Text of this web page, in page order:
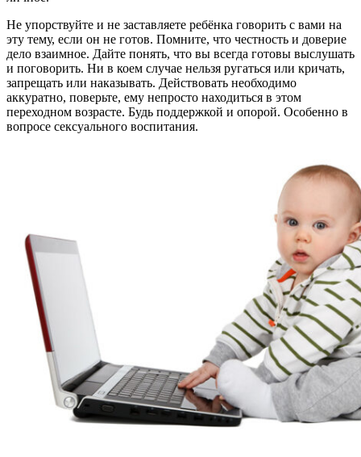
Не упорствуйте и не заставляете ребёнка говорить с вами на
эту тему, если он не готов. Помните, что честность и доверие
дело взаимное. Дайте понять, что вы всегда готовы выслушать
и поговорить. Ни в коем случае нельзя ругаться или кричать,
запрещать или наказывать. Действовать необходимо
аккуратно, поверьте, ему непросто находиться в этом
переходном возрасте. Будь поддержкой и опорой. Особенно в
вопросе сексуального воспитания.